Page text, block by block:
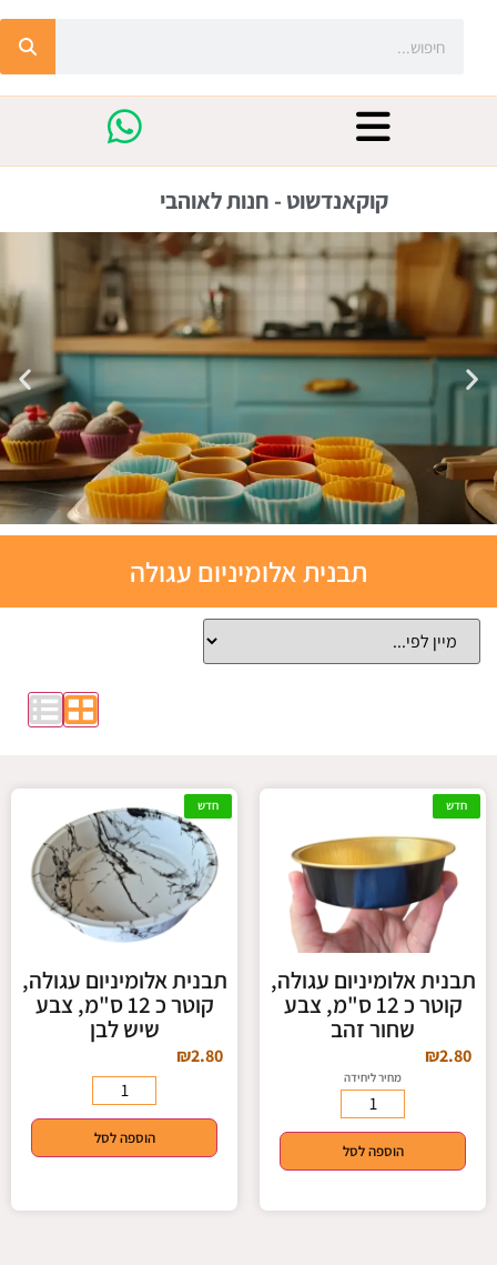
קוקאנדשוט - חנות לאוהבי
תבניות
אפייה
סיליקון
תבנית אלומיניום עגולה
חדש
תבנית אלומיניום עגולה,
קוטר כ 12 ס"מ, צבע
שחור זהב
₪2.80
מחיר ליחידה
הוספה לסל
חדש
תבנית אלומיניום עגולה,
קוטר כ 12 ס"מ, צבע
שיש לבן
₪2.80
הוספה לסל